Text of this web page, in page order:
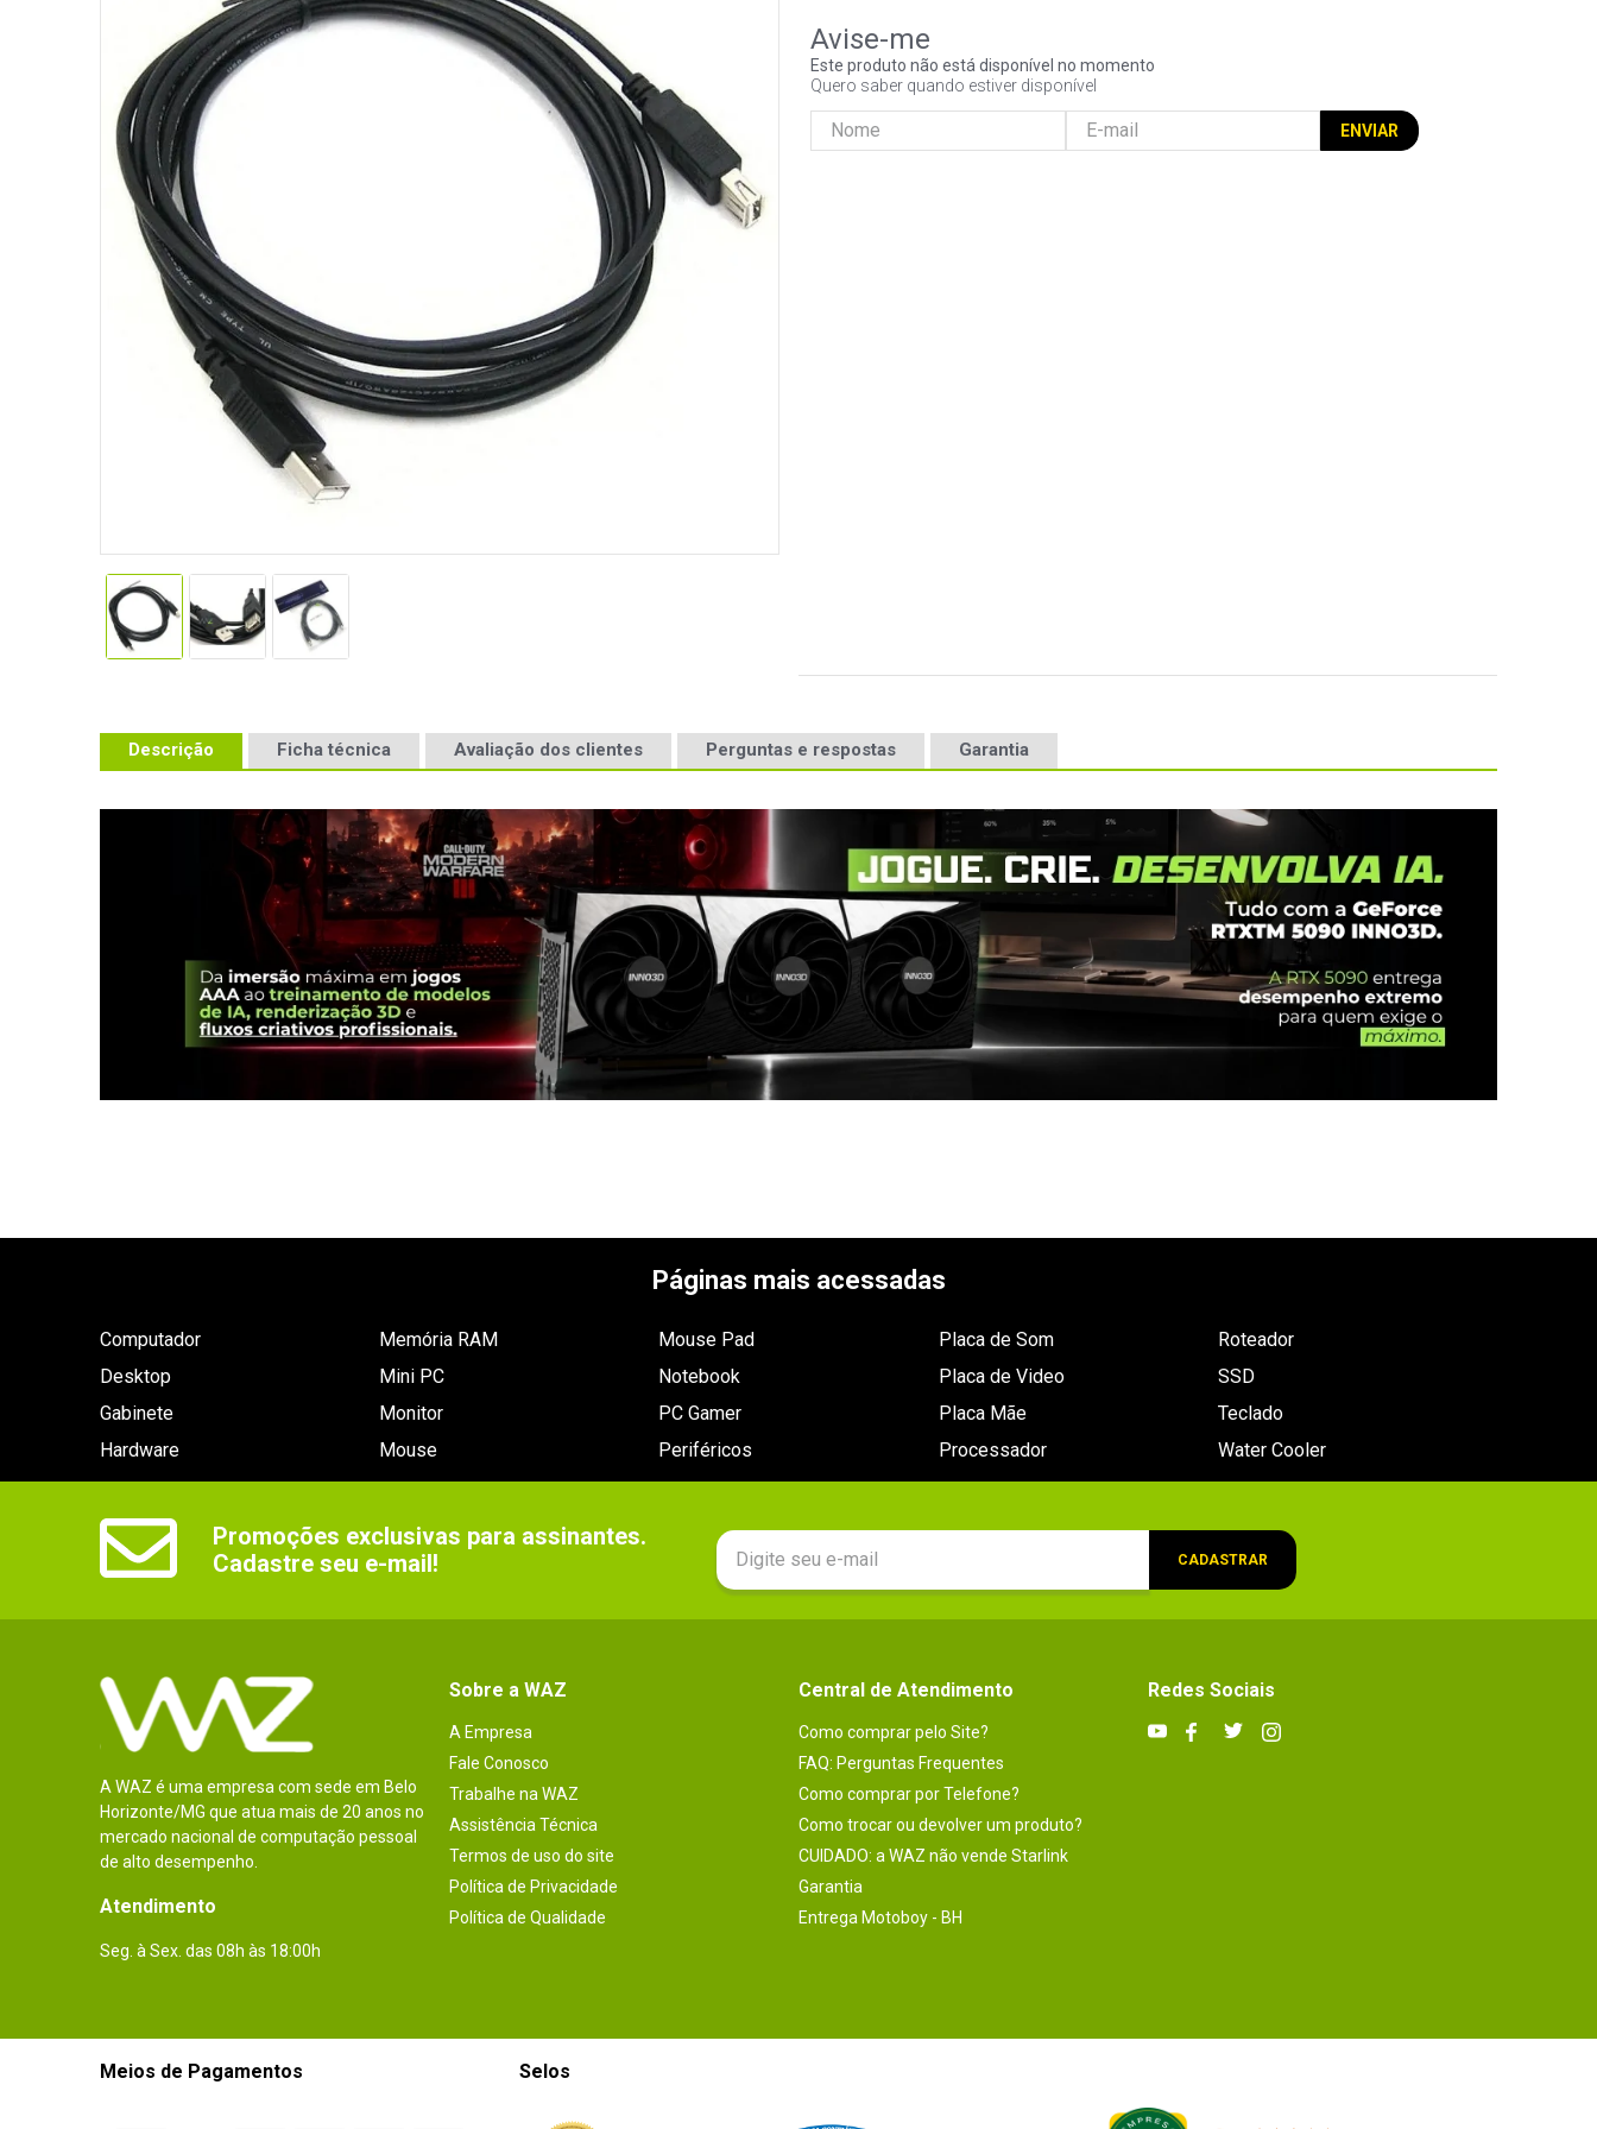
Este produto não está disponível no momento
Quero saber quando estiver disponível
ENVIAR
Descrição Ficha técnica Avaliação dos clientes Perguntas e respostas Garantia
Páginas mais acessadas
Computador
Desktop
Gabinete
Hardware
Memória RAM
Mini PC
Monitor
Mouse
Mouse Pad
Notebook
PC Gamer
Periféricos
Placa de Som
Placa de Video
Placa Mãe
Processador
Roteador
SSD
Teclado
Water Cooler
Promoções exclusivas para assinantes.
Cadastre seu e-mail!
CADASTRAR
A WAZ é uma empresa com sede em Belo
Horizonte/MG que atua mais de 20 anos no
mercado nacional de computação pessoal
de alto desempenho.
Atendimento
Seg. à Sex. das 08h às 18:00h
Sobre a WAZ
A Empresa
Fale Conosco
Trabalhe na WAZ
Assistência Técnica
Termos de uso do site
Política de Privacidade
Política de Qualidade
Central de Atendimento
Como comprar pelo Site?
FAQ: Perguntas Frequentes
Como comprar por Telefone?
Como trocar ou devolver um produto?
CUIDADO: a WAZ não vende Starlink
Garantia
Entrega Motoboy - BH
Redes Sociais
Meios de Pagamentos Selos
10º hd